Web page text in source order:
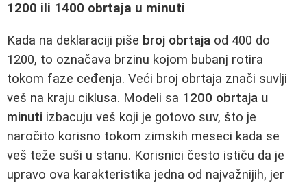
1200 ili 1400 obrtaja u minuti
Kada na deklaraciji piše broj obrtaja od 400 do
1200, to označava brzinu kojom bubanj rotira
tokom faze ceđenja. Veći broj obrtaja znači suvlji
veš na kraju ciklusa. Modeli sa 1200 obrtaja u
minuti izbacuju veš koji je gotovo suv, što je
naročito korisno tokom zimskih meseci kada se
veš teže suši u stanu. Korisnici često ističu da je
upravo ova karakteristika jedna od najvažnijih, jer